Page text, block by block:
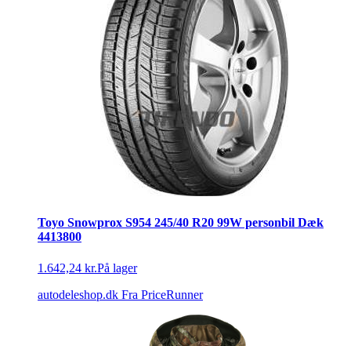
Toyo Snowprox S954 245/40 R20 99W personbil Dæk
4413800
1.642,24 kr.På lager
autodeleshop.dk Fra PriceRunner